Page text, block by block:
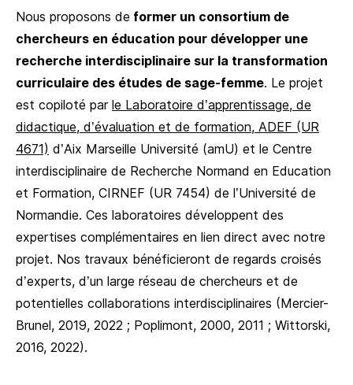
Nous proposons de former un consortium de
chercheurs en éducation pour développer une
recherche interdisciplinaire sur la transformation
curriculaire des études de sage-femme. Le projet
est copiloté par le Laboratoire d’apprentissage, de
didactique, d’évaluation et de formation, ADEF (UR
4671) d’Aix Marseille Université (amU) et le Centre
interdisciplinaire de Recherche Normand en Education
et Formation, CIRNEF (UR 7454) de l’Université de
Normandie. Ces laboratoires développent des
expertises complémentaires en lien direct avec notre
projet. Nos travaux bénéficieront de regards croisés
d’experts, d’un large réseau de chercheurs et de
potentielles collaborations interdisciplinaires (Mercier-
Brunel, 2019, 2022 ; Poplimont, 2000, 2011 ; Wittorski,
2016, 2022).